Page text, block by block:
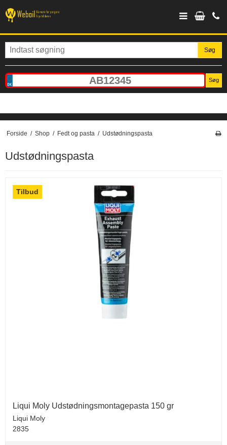
Søg
Søg
Forside / Shop / Fedt og pasta / Udstødningspasta
Udstødningspasta
Tilbud
Liqui Moly Udstødningsmontagepasta 150 gr
Liqui Moly
2835